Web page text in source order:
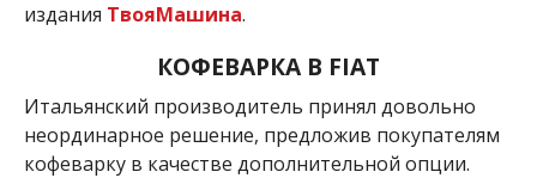
издания ТвояМашина.
КОФЕВАРКА В FIAT
Итальянский производитель принял довольно
неординарное решение, предложив покупателям
кофеварку в качестве дополнительной опции.